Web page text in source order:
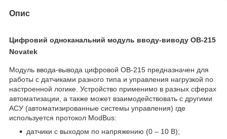
Опис
Цифровий одноканальний модуль вводу-виводу OB-215
Novatek
Модуль ввода-вывода цифровой OB-215 предназначен для
работы с датчиками разного типа и управления нагрузкой по
настроенной логике. Устройство применимо в разных сферах
автоматизации, а также может взаимодействовать с другими
АСУ (автоматизированные системы управления) где
используется протокол ModBus:
датчики с выходом по напряжению (0 – 10 В);